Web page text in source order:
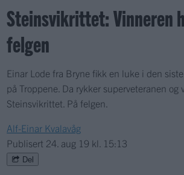
Steinsvikrittet: Vinneren
felgen
Einar Lode fra Bryne fikk en luke i den
på Troppene. Da rykker superveteranen og
Steinsvikrittet. På felgen.
Alf-Einar Kvalavåg
Publisert 24. aug 19 kl. 15:13
Del